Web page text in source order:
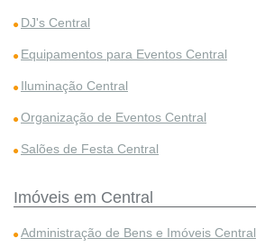
DJ's Central
Equipamentos para Eventos Central
Iluminação Central
Organização de Eventos Central
Salões de Festa Central
Imóveis em Central
Administração de Bens e Imóveis Central